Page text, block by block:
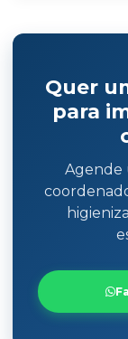
Quer
para
Agende